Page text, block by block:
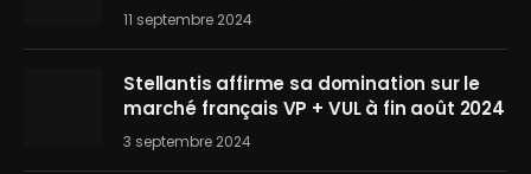
11 septembre 2024
Stellantis affirme sa domination sur le
marché français VP + VUL à fin août 2024
3 septembre 2024